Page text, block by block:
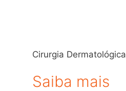
Cirurgia Dermatológica
Saiba mais